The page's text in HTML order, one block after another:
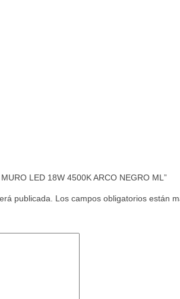
LED 18W 4500K ARCO NEGRO ML”
publicada. Los campos obligatorios están